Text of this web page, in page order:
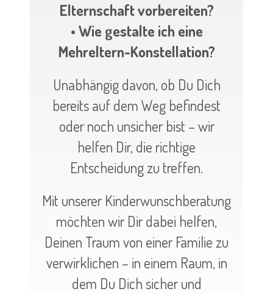
Elternschaft vorbereiten?
• Wie gestalte ich eine
Mehreltern-Konstellation?
Unabhängig davon, ob Du Dich
bereits auf dem Weg befindest
oder noch unsicher bist – wir
helfen Dir, die richtige
Entscheidung zu treffen.
Mit unserer Kinderwunschberatung
möchten wir Dir dabei helfen,
Deinen Traum von einer Familie zu
verwirklichen – in einem Raum, in
dem Du Dich sicher und